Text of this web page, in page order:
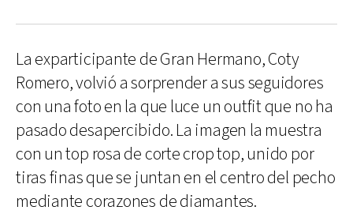
La exparticipante de Gran Hermano, Coty
Romero, volvió a sorprender a sus seguidores
con una foto en la que luce un outfit que no ha
pasado desapercibido. La imagen la muestra
con un top rosa de corte crop top, unido por
tiras finas que se juntan en el centro del pecho
mediante corazones de diamantes.